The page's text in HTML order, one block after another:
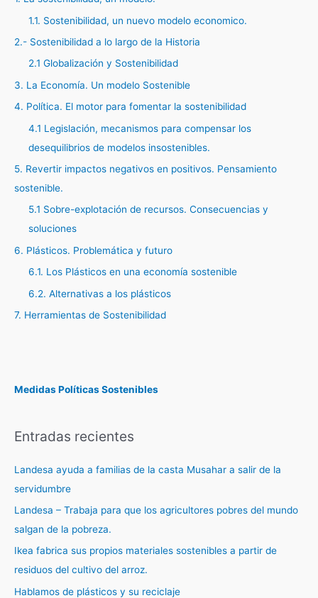
1.1. Sostenibilidad, un nuevo modelo economico.
2.- Sostenibilidad a lo largo de la Historia
2.1 Globalización y Sostenibilidad
3. La Economía. Un modelo Sostenible
4. Política. El motor para fomentar la sostenibilidad
4.1 Legislación, mecanismos para compensar los
desequilibrios de modelos insostenibles.
5. Revertir impactos negativos en positivos. Pensamiento
sostenible.
5.1 Sobre-explotación de recursos. Consecuencias y
soluciones
6. Plásticos. Problemática y futuro
6.1. Los Plásticos en una economía sostenible
6.2. Alternativas a los plásticos
7. Herramientas de Sostenibilidad
Medidas Políticas Sostenibles
Entradas recientes
Landesa ayuda a familias de la casta Musahar a salir de la
servidumbre
Landesa – Trabaja para que los agricultores pobres del mundo
salgan de la pobreza.
Ikea fabrica sus propios materiales sostenibles a partir de
residuos del cultivo del arroz.
Hablamos de plásticos y su reciclaje